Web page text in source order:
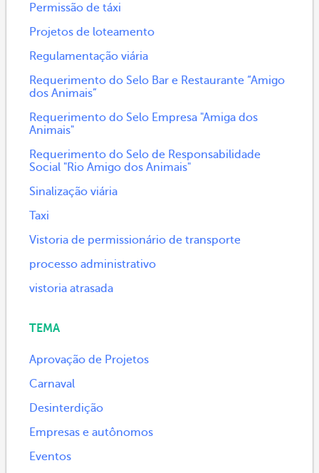
Permissão de táxi
Projetos de loteamento
Regulamentação viária
Requerimento do Selo Bar e Restaurante “Amigo
dos Animais”
Requerimento do Selo Empresa "Amiga dos
Animais"
Requerimento do Selo de Responsabilidade
Social "Rio Amigo dos Animais"
Sinalização viária
Taxi
Vistoria de permissionário de transporte
processo administrativo
vistoria atrasada
TEMA
Aprovação de Projetos
Carnaval
Desinterdição
Empresas e autônomos
Eventos